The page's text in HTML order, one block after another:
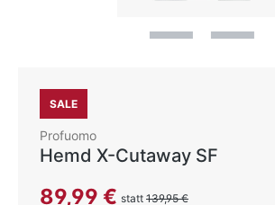
SALE
Profuomo
Hemd X-Cutaway SF
Verkaufspreis:
89,99 € statt 139,95 €